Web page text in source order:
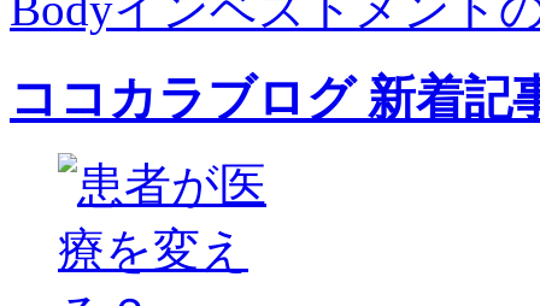
ココカラブログ 新着記